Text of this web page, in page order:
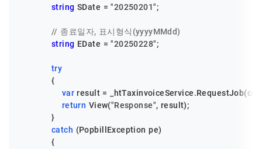
string SDate = "20250201";
// 종료일자, 표시형식(yyyyMMdd)
string EDate = "20250228";
try
            {
var result =
return View("Response", result);
            }
catch (PopbillException pe)
            {